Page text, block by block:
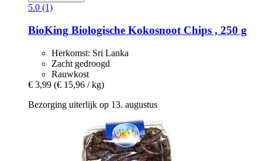
5.0 (1)
BioKing Biologische Kokosnoot Chips , 250 g
Herkomst: Sri Lanka
Zacht gedroogd
Rauwkost
€ 3,99 (€ 15,96 / kg)
Bezorging uiterlijk op 13. augustus